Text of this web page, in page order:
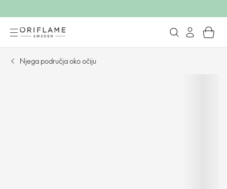
Njega područja oko očiju